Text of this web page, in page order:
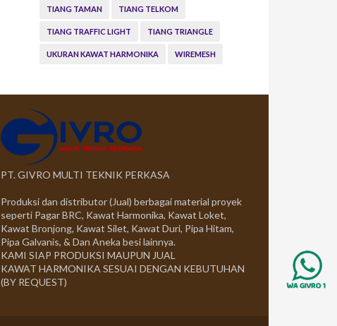
TIANG TAMAN TIANG TELKOM
TIANG TRAFFIC LIGHT TIANG TRIANGLE
UKURAN KAWAT HARMONIKA WIREMESH
PT. GIVRO MULTI TEKNIK PERKASA
Produksi dan distributor (Jual) berbagai material proyek
seperti Pagar BRC, Kawat Harmonika, Kawat Loket,
Kawat Bronjong, Kawat Silet, Kawat Duri, Pipa Hitam,
Pipa Galvanis, & Dan Aneka besi lainnya.
KAMI SIAP PRODUKSI MAUPUN JUAL
KAWAT HARMONIKA SESUAI DENGAN KEBUTUHAN
(BY REQUEST)